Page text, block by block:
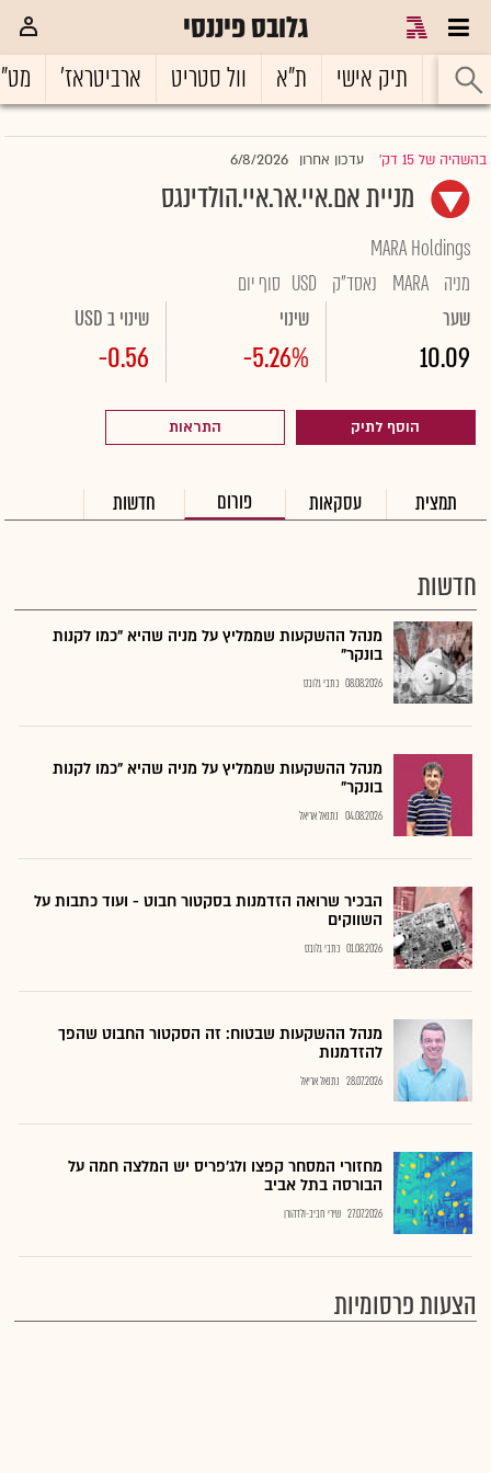
גלובס פיננסי
ראשי תיק אישי ת"א וול סטריט ארביטראז'
בהשהיה של 15 דק' |עדכון אחרון 6/8/2026
מניית אם.איי.אר.איי.הולדינגס
MARA Holdings
מניה MARA נאסד"ק USD סוף יום
שער
10.09
שינוי
-5.26%
שינוי ב USD
-0.56
הוסף לתיק התראות
תמצית עסקאות פורום חדשות
חדשות
מנהל ההשקעות שממליץ על מניה שהיא "כמו לקנות
בונקר"
08.08.2026 כתבי גלובס
מנהל ההשקעות שממליץ על מניה שהיא "כמו לקנות
בונקר"
04.08.2026 נתנאל אריאל
הבכיר שרואה הזדמנות בסקטור חבוט - ועוד כתבות על
השווקים
01.08.2026 כתבי גלובס
מנהל ההשקעות שבטוח: זה הסקטור החבוט שהפך
להזדמנות
28.07.2026 נתנאל אריאל
מחזורי המסחר קפצו ולג'פריס יש המלצה חמה על
הבורסה בתל אביב
27.07.2026 שירי חביב-ולדהורן
הצעות פרסומיות